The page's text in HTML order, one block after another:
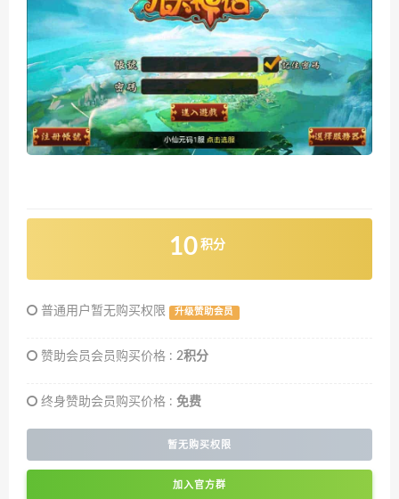
10 积分
普通用户暂无购买权限 升级赞助会员
赞助会员会员购买价格 : 2积分
终身赞助会员购买价格 : 免费
暂无购买权限
加入官方群